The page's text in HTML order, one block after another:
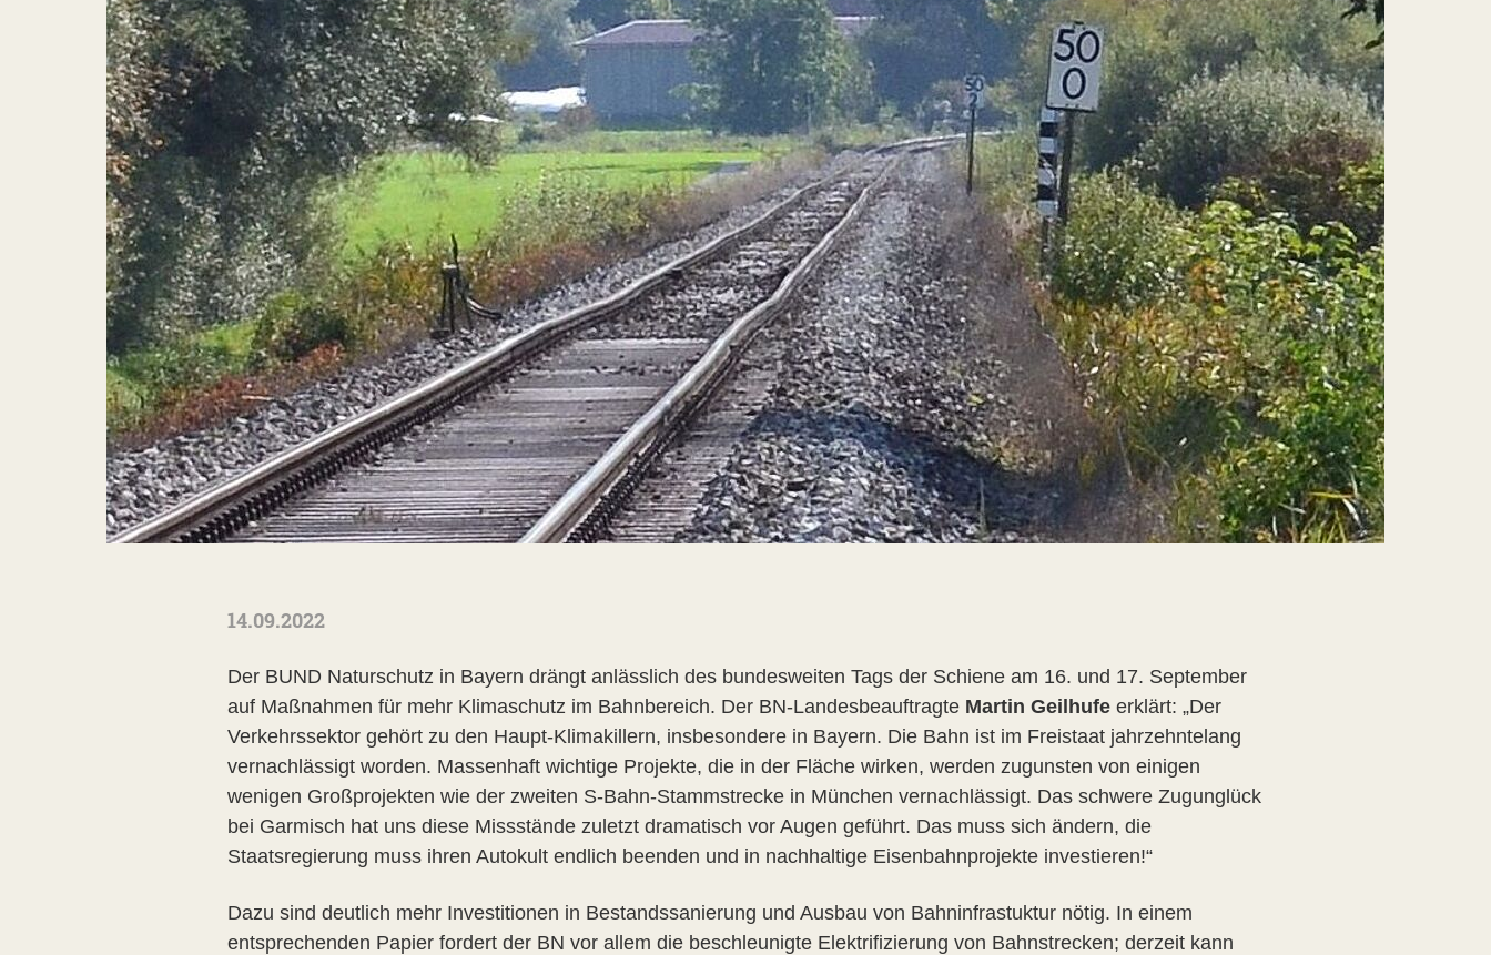
14.09.2022
Der BUND Naturschutz in Bayern drängt anlässlich des bundesweiten Tags der Schiene am 16. und 17. September
auf Maßnahmen für mehr Klimaschutz im Bahnbereich. Der BN-Landesbeauftragte Martin Geilhufe erklärt: „Der
Verkehrssektor gehört zu den Haupt-Klimakillern, insbesondere in Bayern. Die Bahn ist im Freistaat jahrzehntelang
vernachlässigt worden. Massenhaft wichtige Projekte, die in der Fläche wirken, werden zugunsten von einigen
wenigen Großprojekten wie der zweiten S-Bahn-Stammstrecke in München vernachlässigt. Das schwere Zugunglück
bei Garmisch hat uns diese Missstände zuletzt dramatisch vor Augen geführt. Das muss sich ändern, die
Staatsregierung muss ihren Autokult endlich beenden und in nachhaltige Eisenbahnprojekte investieren!“
Dazu sind deutlich mehr Investitionen in Bestandssanierung und Ausbau von Bahninfrastuktur nötig. In einem
entsprechenden Papier fordert der BN vor allem die beschleunigte Elektrifizierung von Bahnstrecken; derzeit kann